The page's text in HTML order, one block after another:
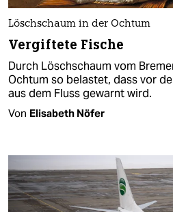
Löschschaum in der Ochtum
Vergiftete Fische
Durch Löschschaum vom
Ochtum so belastet, dass vor
aus dem Fluss gewarnt wird.
Von Elisabeth Nöfer